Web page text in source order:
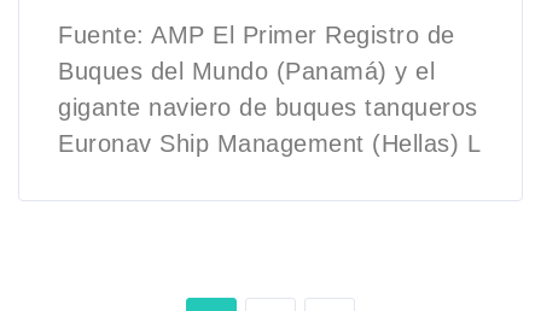
Fuente: AMP El Primer Registro de
Buques del Mundo (Panamá) y el
gigante naviero de buques tanqueros
Euronav Ship Management (Hellas) L